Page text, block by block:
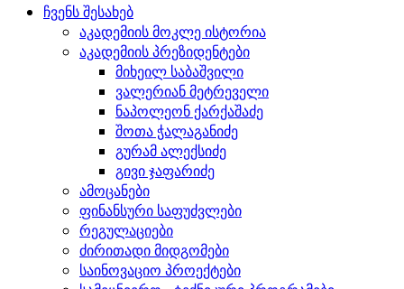
ჩვენს შესახებ
აკადემიის მოკლე ისტორია
აკადემიის პრეზიდენტები
მიხეილ საბაშვილი
ვალერიან მეტრეველი
ნაპოლეონ ქარქაშაძე
შოთა ჭალაგანიძე
გურამ ალექსიძე
გივი ჯაფარიძე
ამოცანები
ფინანსური საფუძვლები
რეგულაციები
ძირითადი მიდგომები
საინოვაციო პროექტები